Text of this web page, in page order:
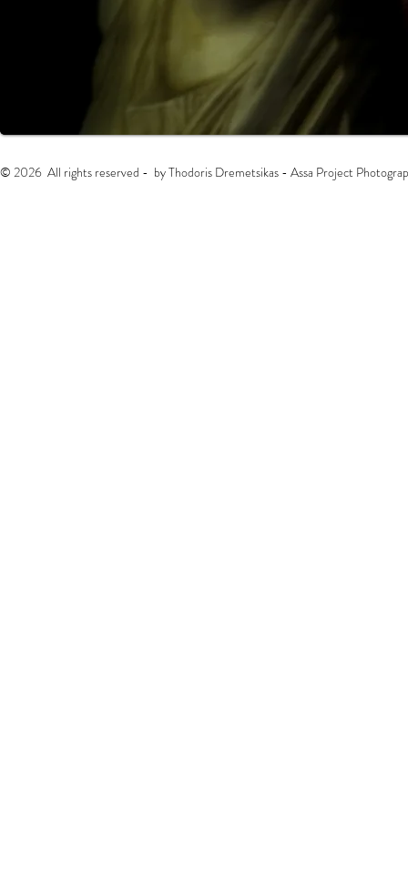
© 2026 All rights reserved - by Thodoris Dremetsikas - Assa Project